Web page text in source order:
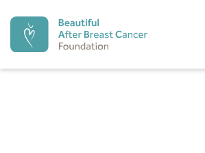
Beautiful